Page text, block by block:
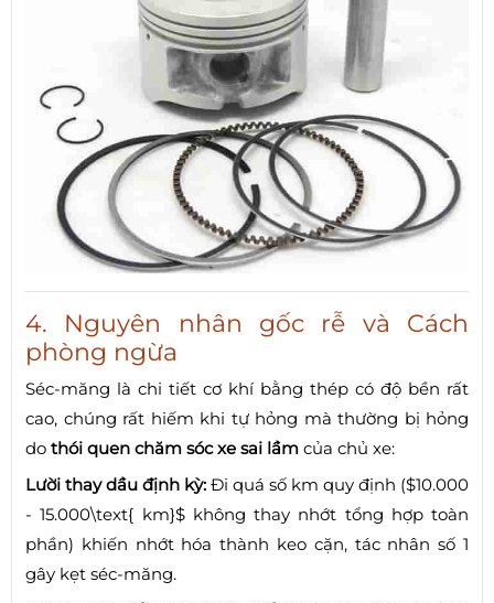
4. Nguyên nhân gốc rễ và Cách
phòng ngừa
Séc-măng là chi tiết cơ khí bằng thép có độ bền rất
cao, chúng rất hiếm khi tự hỏng mà thường bị hỏng
do thói quen chăm sóc xe sai lầm của chủ xe:
Lười thay dầu định kỳ: Đi quá số km quy định ($10.000
- 15.000\text{ km}$ không thay nhớt tổng hợp toàn
phần) khiến nhớt hóa thành keo cặn, tác nhân số 1
gây kẹt séc-măng.